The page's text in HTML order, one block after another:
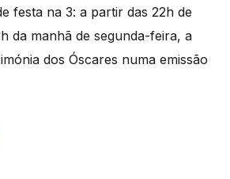
festa na 3: a partir das 22h de
da manhã de segunda-feira, a
dos Óscares numa emissão